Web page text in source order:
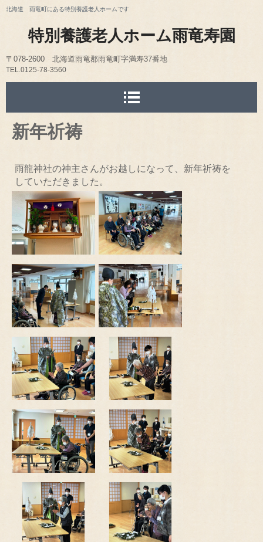
特別養護老人ホーム雨竜寿園
北海道 雨竜町にある特別養護老人ホームです
〒078-2600 北海道雨竜郡雨竜町字満寿37番地
TEL.0125-78-3560
FAX.0125-78-3030
E-mail kotobuki@uryu-kotobukien.org
新年祈祷
雨龍神社の神主さんがお越しになって、新年祈祷を
していただきました。